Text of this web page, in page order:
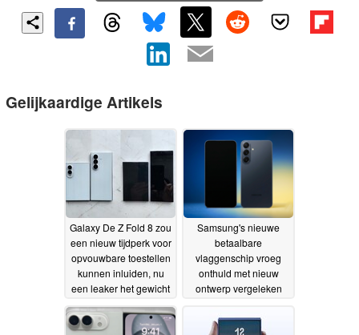
Gelijkaardige Artikels
Galaxy De Z Fold 8 zou
een nieuw tijdperk voor
opvouwbare toestellen
kunnen inluiden, nu
een leaker het gewicht
25-
06-2026
Samsung's nieuwe
betaalbare
vlaggenschip vroeg
onthuld met nieuw
ontwerp vergeleken
06-2026